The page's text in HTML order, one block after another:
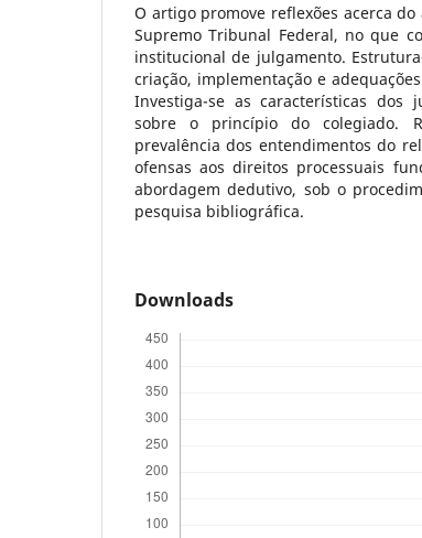
O artigo promove reflexões acerca
Supremo Tribunal Federal, no que
institucional de julgamento.
criação, implementação e
Investiga-se as características dos
sobre o princípio do colegiado.
prevalência dos entendimentos do
ofensas aos direitos processuais
abordagem dedutivo, sob o
pesquisa bibliográfica.
Downloads